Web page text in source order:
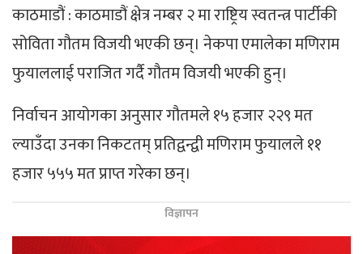
काठमाडौं : काठमाडौं क्षेत्र नम्बर २ मा राष्ट्रिय स्वतन्त्र पार्टीकी
सोविता गौतम विजयी भएकी छन्। नेकपा एमालेका मणिराम
फुयाललाई पराजित गर्दै गौतम विजयी भएकी हुन्।
निर्वाचन आयोगका अनुसार गौतमले १५ हजार २२९ मत
ल्याउँदा उनका निकटतम् प्रतिद्वन्द्वी मणिराम फुयालले ११
हजार ५५५ मत प्राप्त गरेका छन्।
विज्ञापन